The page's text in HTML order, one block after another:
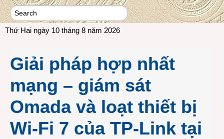
Thứ Hai ngày 10 tháng 8 năm 2026
Giải pháp hợp nhất
mạng – giám sát
Omada và loạt thiết bị
Wi-Fi 7 của TP-Link tại